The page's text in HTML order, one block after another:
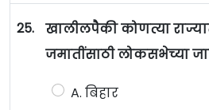
25.
खालीलपैकी कोणत्या
जमातींसाठी लोकसभेच्या
A. बिहार